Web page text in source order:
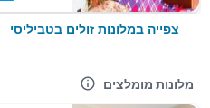
צפייה במלונות זולים בטביליסי
מלונות מומלצים